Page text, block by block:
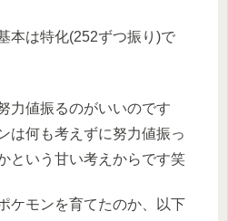
本は特化(252ずつ振り)で
力値振るのがいいのです
は何も考えずに努力値振っ
という甘い考えからです笑
ケモンを育てたのか、以下